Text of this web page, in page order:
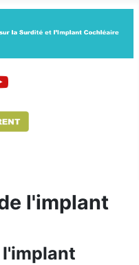
l'implant
l'implant